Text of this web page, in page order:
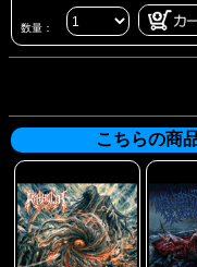
数量：
こちらの商